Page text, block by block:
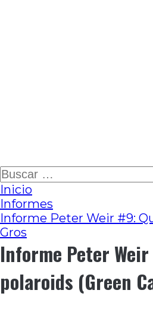
Ir
al
contenido
Buscar:
Inicio
Informes
Informe Peter Weir #9:
Gros
Informe Peter
polaroids (Green